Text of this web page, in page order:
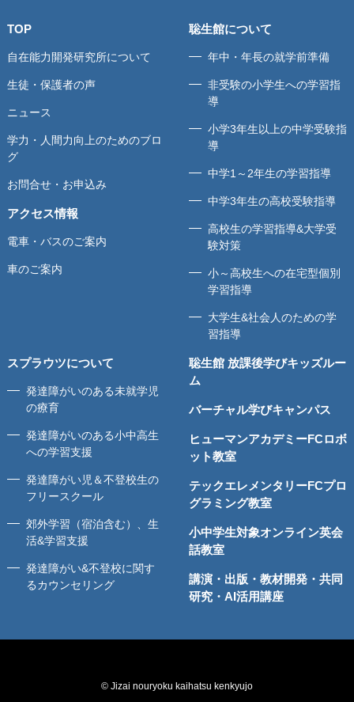
TOP
自在能力開発研究所について
生徒・保護者の声
ニュース
学力・人間力向上のためのブロ
グ
お問合せ・お申込み
アクセス情報
電車・バスのご案内
車のご案内
聡生館について
年中・年長の就学前準備
非受験の小学生への学習指
導
小学3年生以上の中学受験指
導
中学1～2年生の学習指導
中学3年生の高校受験指導
高校生の学習指導&大学受
験対策
小～高校生への在宅型個別
学習指導
大学生&社会人のための学
習指導
スプラウツについて
発達障がいのある未就学児
の療育
発達障がいのある小中高生
への学習支援
発達障がい児＆不登校生の
フリースクール
郊外学習（宿泊含む）、生
活&学習支援
発達障がい&不登校に関す
るカウンセリング
聡生館 放課後学びキッズルー
ム
バーチャル学びキャンパス
ヒューマンアカデミーFCロボ
ット教室
テックエレメンタリーFCプロ
グラミング教室
小中学生対象オンライン英会
話教室
講演・出版・教材開発・共同
研究・AI活用講座
© Jizai nouryoku kaihatsu kenkyujo